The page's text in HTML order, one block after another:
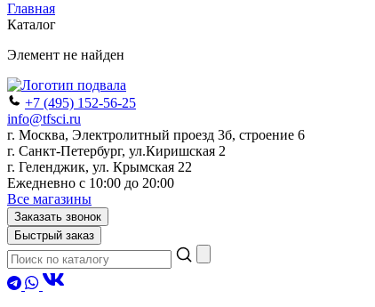
Главная
Каталог
Элемент не найден
+7 (495) 152-56-25
info@tfsci.ru
г. Москва, Электролитный проезд 3б, строение 6
г. Санкт-Петербург, ул.Киришская 2
г. Геленджик, ул. Крымская 22
Ежедневно с 10:00 до 20:00
Все магазины
Заказать звонок
Быстрый заказ